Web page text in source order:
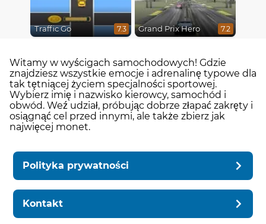
Traffic Go 7.3 Grand Prix Hero 7.2
Witamy w wyścigach samochodowych! Gdzie
znajdziesz wszystkie emocje i adrenalinę typowe dla
tak tętniącej życiem specjalności sportowej.
Wybierz imię i nazwisko kierowcy, samochód i
obwód. Weź udział, próbując dobrze złapać zakręty i
osiągnąć cel przed innymi, ale także zbierz jak
najwięcej monet.
Polityka prywatności
Kontakt